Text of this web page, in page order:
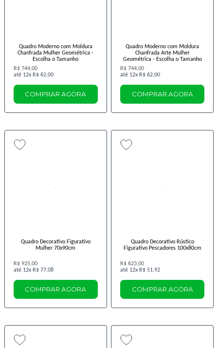
Quadro Moderno com Moldura
Chanfrada Mulher Geométrica -
Escolha o Tamanho
R$ 744,00
12x R$ 62,00
COMPRAR AGORA
Quadro Moderno com Moldura
Chanfrada Arte Mulher
Geométrica - Escolha o Tamanho
R$ 744,00
12x R$ 62,00
COMPRAR AGORA
Quadro Decorativo Figurativo
Mulher 70x90cm
R$ 925,00
12x R$ 77,08
COMPRAR AGORA
Quadro Decorativo Rústico
Figurativo Pescadores 100x80cm
R$ 623,00
12x R$ 51,92
COMPRAR AGORA